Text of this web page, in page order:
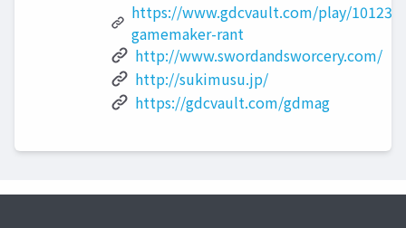
https://www.gdcvault.com/play/
gamemaker-rant
http://www.swordandsworcery.com/
http://sukimusu.jp/
https://gdcvault.com/gdmag